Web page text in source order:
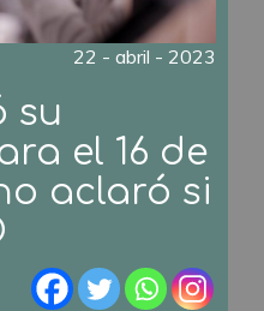
22 - abril - 2023
su
el 16 de
aclaró si